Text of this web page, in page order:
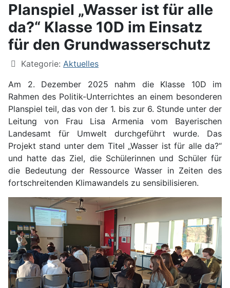
Planspiel „Wasser ist für alle
da?“ Klasse 10D im Einsatz
für den Grundwasserschutz
Kategorie: Aktuelles
Am 2. Dezember 2025 nahm die Klasse 10D im
Rahmen des Politik-Unterrichtes an einem besonderen
Planspiel teil, das von der 1. bis zur 6. Stunde unter der
Leitung von Frau Lisa Armenia vom Bayerischen
Landesamt für Umwelt durchgeführt wurde. Das
Projekt stand unter dem Titel „Wasser ist für alle da?“
und hatte das Ziel, die Schülerinnen und Schüler für
die Bedeutung der Ressource Wasser in Zeiten des
fortschreitenden Klimawandels zu sensibilisieren.